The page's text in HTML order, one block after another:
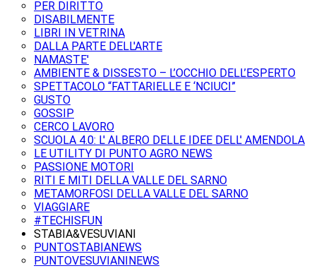
PER DIRITTO
DISABILMENTE
LIBRI IN VETRINA
DALLA PARTE DELL'ARTE
NAMASTE'
AMBIENTE & DISSESTO – L’OCCHIO DELL’ESPERTO
SPETTACOLO “FATTARIELLE E ‘NCIUCI”
GUSTO
GOSSIP
CERCO LAVORO
SCUOLA 4.0: L' ALBERO DELLE IDEE DELL' AMENDOLA
LE UTILITY DI PUNTO AGRO NEWS
PASSIONE MOTORI
RITI E MITI DELLA VALLE DEL SARNO
METAMORFOSI DELLA VALLE DEL SARNO
VIAGGIARE
#TECHISFUN
STABIA&VESUVIANI
PUNTOSTABIANEWS
PUNTOVESUVIANINEWS